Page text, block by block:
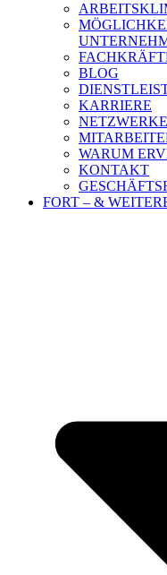
BLOG
KARRIERE
NETZWERKE
WARUM
KONTAKT
FORT – &